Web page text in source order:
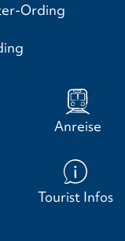
Ording
Anreise
Tourist Infos